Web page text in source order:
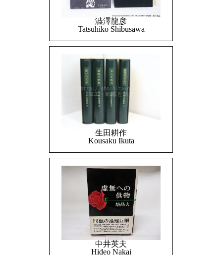
澁澤龍彦
Tatsuhiko Shibusawa
生田耕作
Kousaku Ikuta
中井英夫
Hideo Nakai